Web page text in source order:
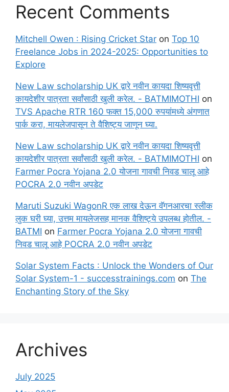
Recent Comments
Mitchell Owen : Rising Cricket Star on Top 10
Freelance Jobs in 2024-2025: Opportunities to
Explore
New Law scholarship UK द्वारे नवीन कायदा शिष्यवृत्ती
कायदेशीर पात्रता सर्वांसाठी खुली करेल. - BATMIMOTHI on
TVS Apache RTR 160 फक्त 15,000 रुपयांमध्ये अंगणात
पार्क करा, मायलेजपासून ते वैशिष्ट्य जाणून घ्या.
New Law scholarship UK द्वारे नवीन कायदा शिष्यवृत्ती
कायदेशीर पात्रता सर्वांसाठी खुली करेल. - BATMIMOTHI on
Farmer Pocra Yojana 2.0 योजना गावची निवड चालू आहे
POCRA 2.0 नवीन अपडेट
Maruti Suzuki WagonR एक लाख देऊन वॅगनआरचा स्लीक
लुक घरी घ्या, उत्तम मायलेजसह मानक वैशिष्ट्ये उपलब्ध होतील. -
BATMI on Farmer Pocra Yojana 2.0 योजना गावची
निवड चालू आहे POCRA 2.0 नवीन अपडेट
Solar System Facts : Unlock the Wonders of Our
Solar System-1 - successtrainings.com on The
Enchanting Story of the Sky
Archives
July 2025